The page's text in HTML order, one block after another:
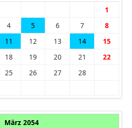
1
4 5 6 7 8
11 12 13 14 15
18 19 20 21 22
25 26 27 28
März 2054